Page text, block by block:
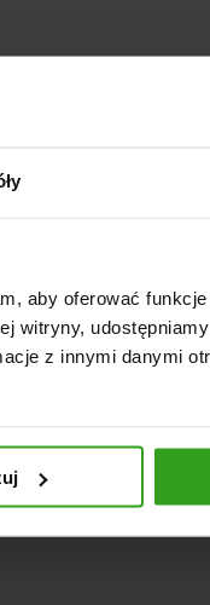
aby oferować
udostępniamy
z innymi danymi